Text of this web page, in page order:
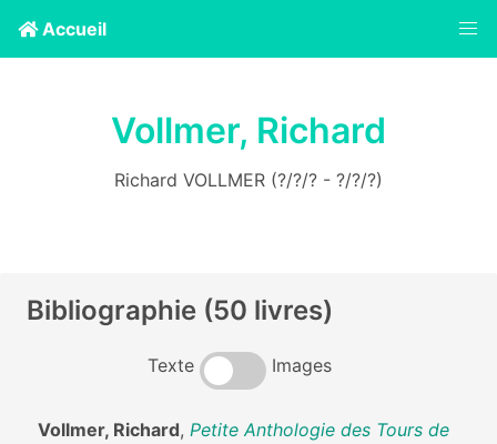
Accueil
Vollmer, Richard
Richard VOLLMER (?/?/? - ?/?/?)
Bibliographie (50 livres)
Texte Images
Vollmer, Richard, Petite Anthologie des Tours de